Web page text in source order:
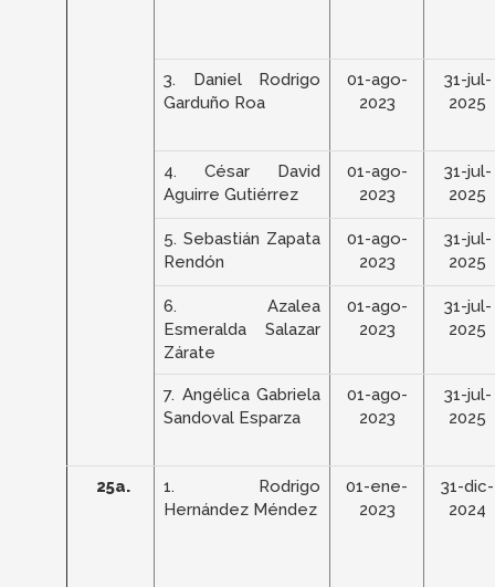
3. Daniel Rodrigo
Garduño Roa
01-ago-
2023
31-jul-
2025
4. César David
Aguirre Gutiérrez
01-ago-
2023
31-jul-
2025
5. Sebastián Zapata
Rendón
01-ago-
2023
31-jul-
2025
6. Azalea
Esmeralda Salazar
Zárate
01-ago-
2023
31-jul-
2025
7. Angélica Gabriela
Sandoval Esparza
01-ago-
2023
31-jul-
2025
25a.
1. Rodrigo
Hernández Méndez
01-ene-
2023
31-dic-
2024